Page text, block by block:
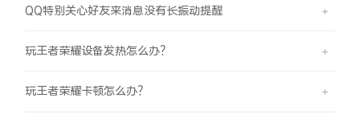
QQ特别关心好友来消息没有长振动提醒
玩王者荣耀设备发热怎么办？
玩王者荣耀卡顿怎么办？